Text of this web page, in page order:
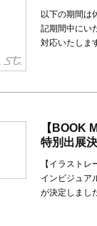
以下の期間は
記期間中にい
対応いたしま
【BOOK
特別出展決
【イラスト
インビジュア
が決定しまし